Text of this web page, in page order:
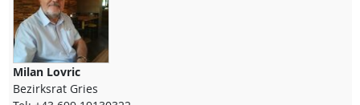
Milan Lovric
Bezirksrat Gries